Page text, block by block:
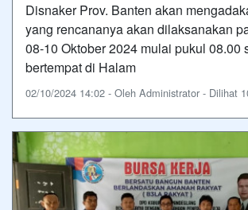
Disnaker Prov. Banten akan
yang rencananya akan dilaksanakan
08-10 Oktober 2024 mulai pukul 08.00
bertempat di Halam
02/10/2024 14:02 - Oleh Administrator - Dilihat